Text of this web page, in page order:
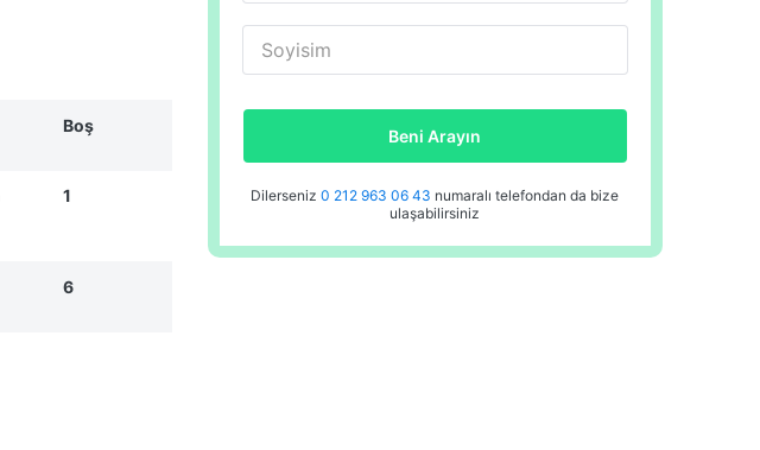
Boş
1
6
Soyisim
Beni Arayın
Dilerseniz0 212 963 06 43 numaralı telefondan da bize
ulaşabilirsiniz